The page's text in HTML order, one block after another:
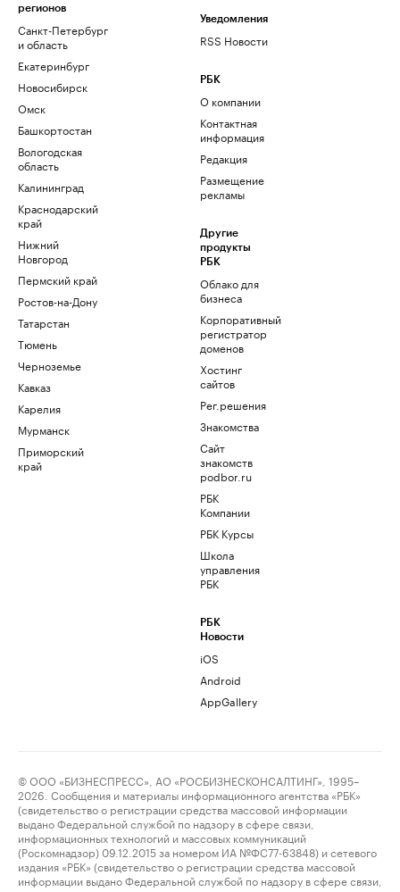
регионов
Санкт-Петербург
и область
Екатеринбург
Новосибирск
Омск
Башкортостан
Вологодская
область
Калининград
Краснодарский
край
Нижний
Новгород
Пермский край
Ростов-на-Дону
Татарстан
Тюмень
Черноземье
Кавказ
Карелия
Мурманск
Приморский
край
Уведомления
RSS Новости
РБК
О компании
Контактная
информация
Редакция
Размещение
рекламы
Другие
продукты
РБК
Облако для
бизнеса
Корпоративный
регистратор
доменов
Хостинг
сайтов
Рег.решения
Знакомства
Сайт
знакомств
podbor.ru
РБК
Компании
РБК Курсы
Школа
управления
РБК
РБК
Новости
iOS
Android
AppGallery
© ООО «БИЗНЕСПРЕСС», АО «РОСБИЗНЕСКОНСАЛТИНГ», 1995–
2026. Сообщения и материалы информационного агентства «РБК»
(свидетельство о регистрации средства массовой информации
выдано Федеральной службой по надзору в сфере связи,
информационных технологий и массовых коммуникаций
(Роскомнадзор) 09.12.2015 за номером ИА №ФС77-63848) и сетевого
издания «РБК» (свидетельство о регистрации средства массовой
информации выдано Федеральной службой по надзору в сфере связи,